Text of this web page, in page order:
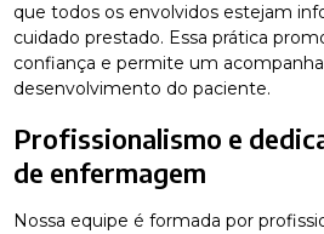
que todos os envolvidos estejam
cuidado prestado. Essa prática
confiança e permite um
desenvolvimento do paciente.
Profissionalismo e
de enfermagem
Nossa equipe é formada por